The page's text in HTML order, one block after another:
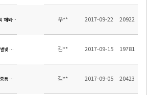
해외 한국사능력검정 특별시험 합격자 발표
우** 2017-09-22 20922
빛 야영 안내장 김** 2017-09-15 19781
등 수학여행 만족도 조사 실시 결과 및 여행비 정산 내역
김** 2017-09-05 20423